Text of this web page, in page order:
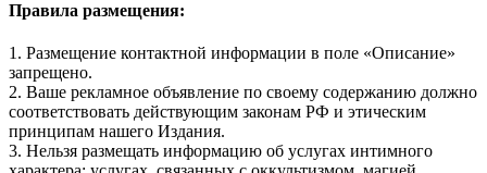
Правила размещения:
1. Размещение контактной информации в поле «Описание»
запрещено.
2. Ваше рекламное объявление по своему содержанию должно
соответствовать действующим законам РФ и этическим
принципам нашего Издания.
3. Нельзя размещать информацию об услугах интимного